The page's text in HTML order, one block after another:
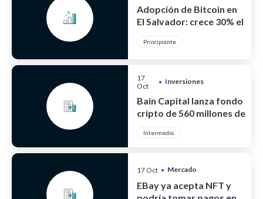
Adopción de Bitcoin en
El Salvador: crece 30% el
Principiante
17
Oct
• Inversiones
Bain Capital lanza fondo
cripto de 560 millones de
Intermedio
17 Oct • Mercado
EBay ya acepta NFT y